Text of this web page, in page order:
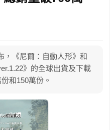
，《尼爾：自動人形》和
》的全球出貨及下載
和150萬份。